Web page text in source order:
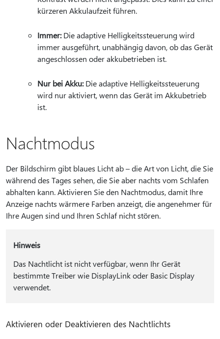
kürzeren Akkulaufzeit führen.
Immer:Die adaptive Helligkeitssteuerung wird
immer ausgeführt, unabhängig davon, ob das Gerät
angeschlossen oder akkubetrieben ist.
Nur bei Akku:Die adaptive Helligkeitssteuerung
wird nur aktiviert, wenn das Gerät im Akkubetrieb
ist.
Nachtmodus
Der Bildschirm gibt blaues Licht ab – die Art von Licht, die Sie
während des Tages sehen, die Sie aber nachts vom Schlafen
abhalten kann. Aktivieren Sie den Nachtmodus, damit Ihre
Anzeige nachts wärmere Farben anzeigt, die angenehmer für
Ihre Augen sind und Ihren Schlaf nicht stören.
Hinweis
Das Nachtlicht ist nicht verfügbar, wenn Ihr Gerät
bestimmte Treiber wie DisplayLink oder Basic Display
verwendet.
Aktivieren oder Deaktivieren des Nachtlichts